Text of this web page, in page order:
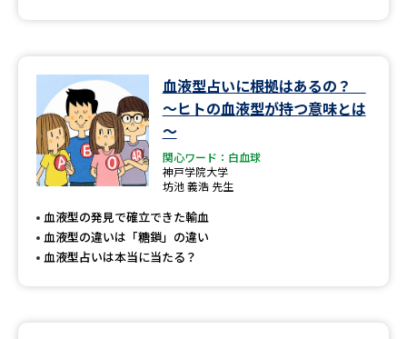
高等学校（情報）教員資格認定
大学研究
大学で学べる内容や特徴を調べる
血液型占いに根拠はあるの？
～ヒトの血液型が持つ意味とは
～
関心ワード：白血球
神戸学院大学
坊池 義浩 先生
血液型の発見で確立できた輸血
血液型の違いは「糖鎖」の違い
血液型占いは本当に当たる？